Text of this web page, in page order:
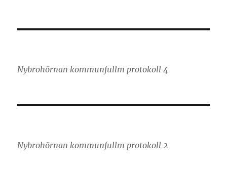
Nybrohörnan kommunfullm protokoll 4
Nybrohörnan kommunfullm protokoll 2